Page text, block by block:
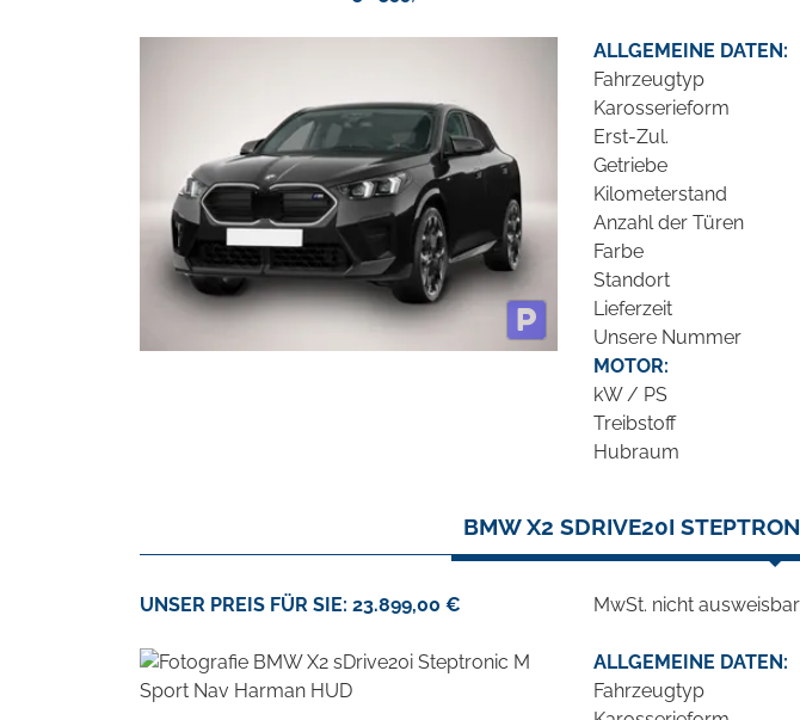
ALLGEMEINE DATEN:
Fahrzeugtyp
Karosserieform
Erst-Zul.
Getriebe
Kilometerstand
Anzahl der Türen
Farbe
Standort
Lieferzeit
Unsere Nummer
MOTOR:
kW / PS
Treibstoff
Hubraum
BMW X2 SDRIVE20I
UNSER PREIS FÜR SIE: 23.899,00 € MwSt. nicht ausweisbar
ALLGEMEINE DATEN:
Fahrzeugtyp